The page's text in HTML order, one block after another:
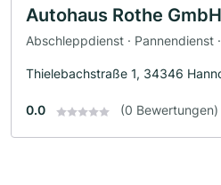
Autohaus Rothe GmbH
Abschleppdienst · Pannendienst
Thielebachstraße 1, 34346
0.0 (0 Bewertungen)